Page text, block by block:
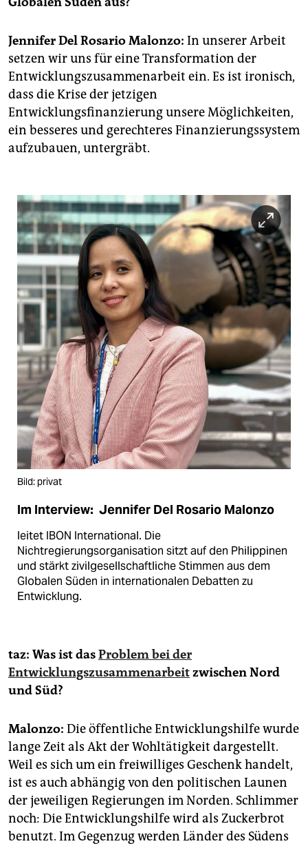
Jennifer Del Rosario Malonzo: In unserer Arbeit
setzen wir uns für eine Transformation der
Entwicklungszusammenarbeit ein. Es ist ironisch,
dass die Krise der jetzigen
Entwicklungsfinanzierung unsere Möglichkeiten,
ein besseres und gerechteres Finanzierungssystem
aufzubauen, untergräbt.
Bild: privat
Im Interview: Jennifer Del Rosario Malonzo
leitet IBON International. Die
Nichtregierungsorganisation sitzt auf den Philippinen
und stärkt zivilgesellschaftliche Stimmen aus dem
Globalen Süden in internationalen Debatten zu
Entwicklung.
taz: Was ist dasProblem bei der
Entwicklungszusammenarbeitzwischen Nord
und Süd?
Malonzo: Die öffentliche Entwicklungshilfe wurde
lange Zeit als Akt der Wohltätigkeit dargestellt.
Weil es sich um ein freiwilliges Geschenk handelt,
ist es auch abhängig von den politischen Launen
der jeweiligen Regierungen im Norden. Schlimmer
noch: Die Entwicklungshilfe wird als Zuckerbrot
benutzt. Im Gegenzug werden Länder des Südens